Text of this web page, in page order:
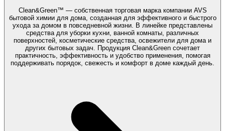
Clean&Green™ — собственная торговая марка компании AVS
бытовой химии для дома, созданная для эффективного и быстрого
ухода за домом в повседневной жизни. В линейке представлены
средства для уборки кухни, ванной комнаты, различных
поверхностей, косметические средства, освежители для дома и
других бытовых задач. Продукция Clean&Green сочетает
практичность, эффективность и удобство применения, помогая
поддерживать порядок, свежесть и комфорт в доме каждый день.